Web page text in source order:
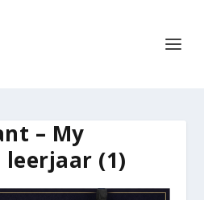
– My
leerjaar (1)